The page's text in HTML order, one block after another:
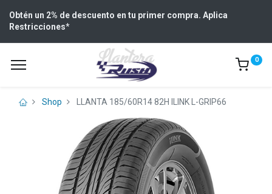
Obtén un 2% de descuento en tu primer compra. Aplica
Restricciones*
0
Shop LLANTA 185/60R14 82H ILINK L-GRIP66